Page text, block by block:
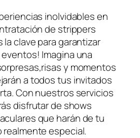
inolvidables en
de strippers
clave para garantizar
Imagina una
y momentos
a ‍todos tus invitados
Con nuestros servicios
disfrutar⁣ de shows
que harán de tu
especial.